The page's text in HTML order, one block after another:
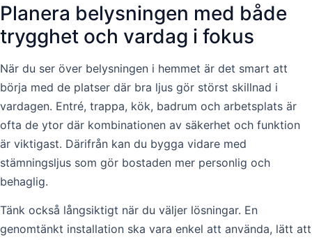
Planera belysningen med både
trygghet och vardag i fokus
När du ser över belysningen i hemmet är det smart att
börja med de platser där bra ljus gör störst skillnad i
vardagen. Entré, trappa, kök, badrum och arbetsplats är
ofta de ytor där kombinationen av säkerhet och funktion
är viktigast. Därifrån kan du bygga vidare med
stämningsljus som gör bostaden mer personlig och
behaglig.
Tänk också långsiktigt när du väljer lösningar. En
genomtänkt installation ska vara enkel att använda, lätt att